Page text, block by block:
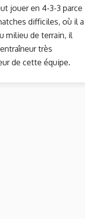
jouer en 4-3-3 parce
difficiles, où il a
milieu de terrain, il
très
de cette équipe.